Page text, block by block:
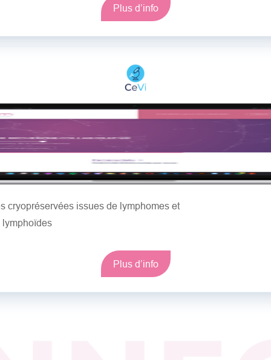
Plus d’info
cryopréservées issues de lymphomes et
lymphoïdes
Plus d’info